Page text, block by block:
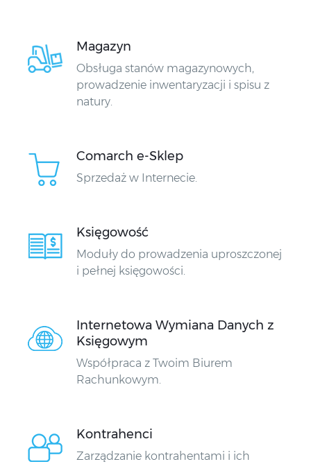
Magazyn
Obsługa stanów magazynowych,
prowadzenie inwentaryzacji i spisu z
natury.
Comarch e-Sklep
Sprzedaż w Internecie.
Księgowość
Moduły do prowadzenia uproszczonej
i pełnej księgowości.
Internetowa Wymiana Danych z
Księgowym
Współpraca z Twoim Biurem
Rachunkowym.
Kontrahenci
Zarządzanie kontrahentami i ich